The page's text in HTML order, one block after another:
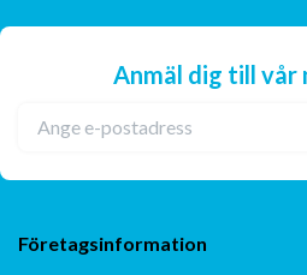
Anmäl dig till vår
Företagsinformation